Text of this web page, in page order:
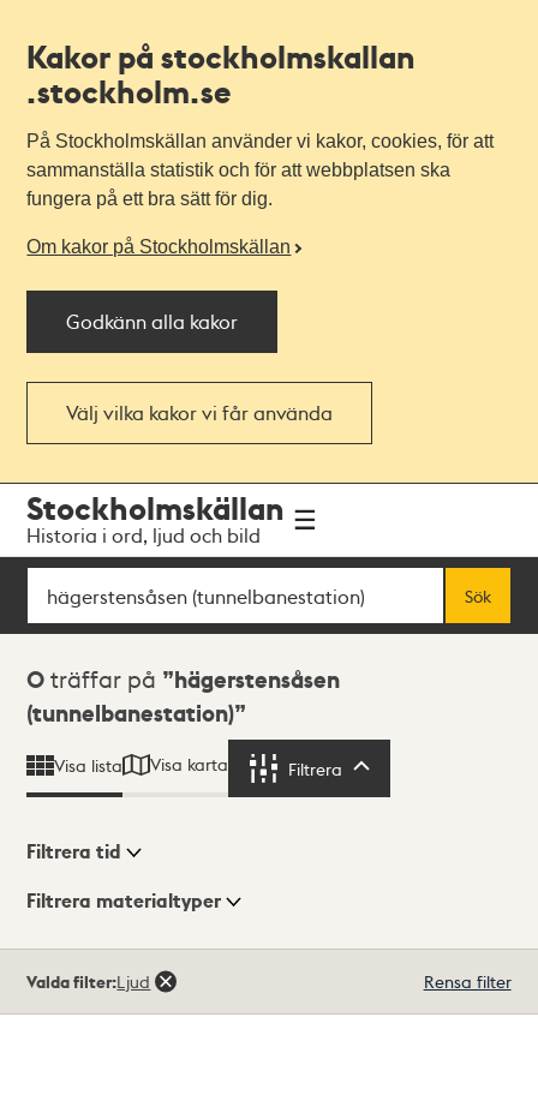
Kakor på stockholmskallan
.stockholm.se
På Stockholmskällan använder vi kakor, cookies, för att
sammanställa statistik och för att webbplatsen ska
fungera på ett bra sätt för dig.
Om kakor på Stockholmskällan
Godkänn alla kakor
Välj vilka kakor vi får använda
navigationen
huvudinnehållet
Stockholmskällan
Historia i ord, ljud och bild
Sök
Sök
Sökresultat
0 träffar på
hägerstensåsen
(tunnelbanestation)
Visa lista Visa karta Filtrera
Visningsläge
Filtrera tid
Filtrera materialtyper
träffar
Valda filter:Ljud Rensa filter